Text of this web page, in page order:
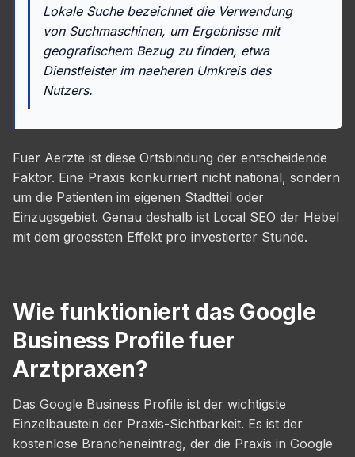
Lokale Suche bezeichnet die Verwendung
von Suchmaschinen, um Ergebnisse mit
geografischem Bezug zu finden, etwa
Dienstleister im naeheren Umkreis des
Nutzers.
Fuer Aerzte ist diese Ortsbindung der entscheidende
Faktor. Eine Praxis konkurriert nicht national, sondern
um die Patienten im eigenen Stadtteil oder
Einzugsgebiet. Genau deshalb ist Local SEO der Hebel
mit dem groessten Effekt pro investierter Stunde.
Wie funktioniert das Google
Business Profile fuer
Arztpraxen?
Das Google Business Profile ist der wichtigste
Einzelbaustein der Praxis-Sichtbarkeit. Es ist der
kostenlose Brancheneintrag, der die Praxis in Google